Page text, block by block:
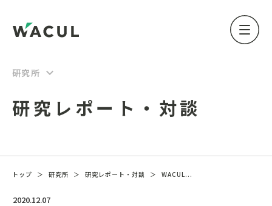
研究レポート・対談
研究所 keyboard_arrow_down
トップ ＞ 研究所 ＞ 研究レポート・対談 ＞ WACUL...
2020.12.07